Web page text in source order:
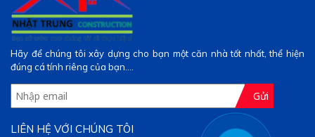
Hãy để chúng tôi xây dựng cho bạn một căn nhà tốt nhất, thể hiện
đúng cá tính riêng của bạn....
Gửi
LIÊN HỆ VỚI CHÚNG TÔI